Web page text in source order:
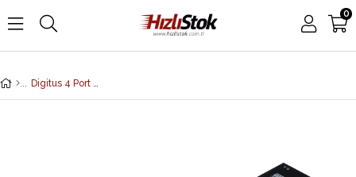
0
Digitus 4 Port Seri PCI Kart, SUN1999 chipset'li